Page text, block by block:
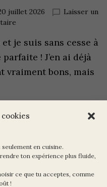
en cuisine.
ton expérience plus fluide,
ce que tu acceptes, comme
!
juillet 2026
Laisser un
je suis sans cesse à
! J’en ai déjà
vraiment bons, mais